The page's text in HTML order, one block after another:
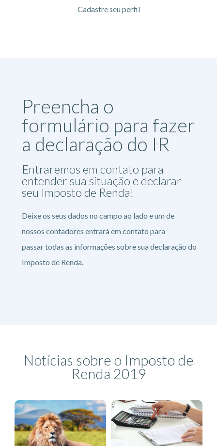
Cadastre seu perfil
Preencha o
formulário para fazer
a declaração do IR
Entraremos em contato para
entender sua situação e declarar
seu Imposto de Renda!
Deixe os seus dados no campo ao lado e um de
nossos contadores entrará em contato para
passar todas as informações sobre sua declaração do
Imposto de Renda.
Notícias sobre o Imposto de
Renda 2019